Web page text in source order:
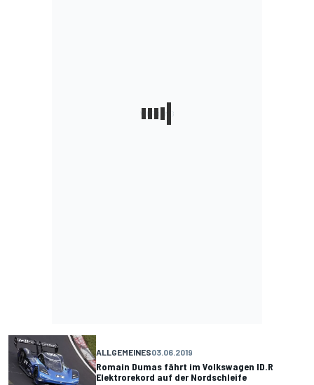
ALLGEMEINES03.06.2019
Romain Dumas fährt im Volkswagen ID.R
Elektrorekord auf der Nordschleife